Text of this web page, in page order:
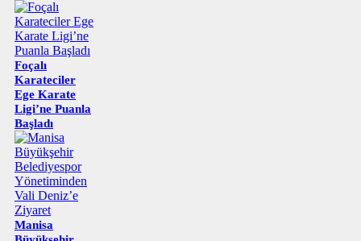
Foçalı
Karateciler
Ege Karate
Ligi’ne Puanla
Başladı
Manisa